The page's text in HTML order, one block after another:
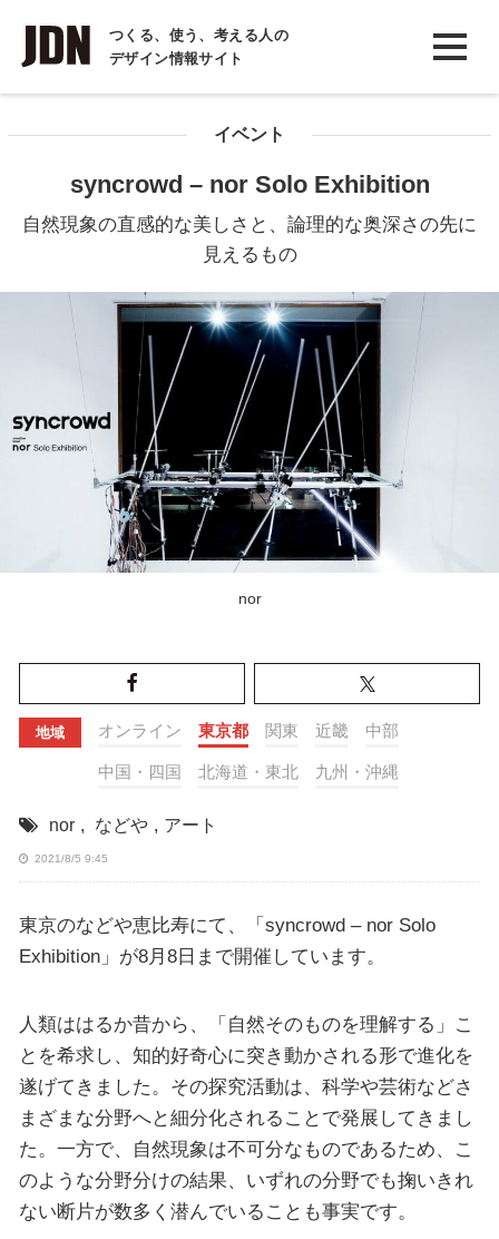
つくる、使う、考える人の
デザイン情報サイト
INTERVIEW
インタビュー
COLUMN
イベント
syncrowd – nor Solo Exhibition
自然現象の直感的な美しさと、論理的な奥深さの先に
見えるもの
nor
地域 オンライン 東京都 関東 近畿 中部
中国・四国 北海道・東北 九州・沖縄
nor , などや , アート
2021/8/5 9:45
東京のなどや恵比寿にて、「syncrowd – nor Solo
Exhibition」が8月8日まで開催しています。
人類ははるか昔から、「自然そのものを理解する」こ
とを希求し、知的好奇心に突き動かされる形で進化を
遂げてきました。その探究活動は、科学や芸術などさ
まざまな分野へと細分化されることで発展してきまし
た。一方で、自然現象は不可分なものであるため、こ
のような分野分けの結果、いずれの分野でも掬いきれ
ない断片が数多く潜んでいることも事実です。